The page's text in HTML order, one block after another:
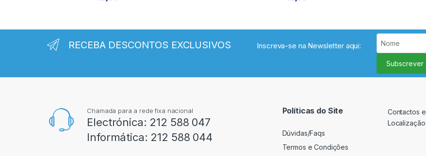
RECEBA DESCONTOS EXCLUSIVOS Inscreva-se na Newsletter aqui:
Subscrever
Chamada para a rede fixa nacional
Electrónica: 212 588 047
Informática: 212 588 044
Políticas do Site
Dúvidas/Faqs
Termos e Condições
Contactos e
Localização